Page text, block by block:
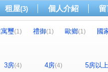
租屋(3) 個人介紹
璽(1) 禮御(1) 歐鄉(1)
國
文化二路二段 (1) 信義路 (1)
文
3房(4) 4房(4) 5房以上